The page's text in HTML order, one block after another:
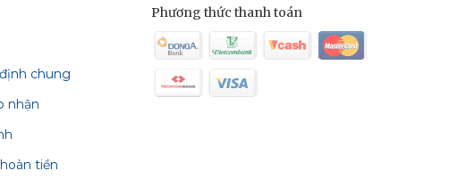
chung
nhận
tiền
Phương thức thanh toán